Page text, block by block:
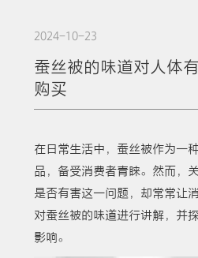
2024-10-23
蚕丝被的味道对人体
购买
在日常生活中，蚕丝被作为一
品，备受消费者青睐。然而，
是否有害这一问题，却常常让
对蚕丝被的味道进行讲解，并
影响。